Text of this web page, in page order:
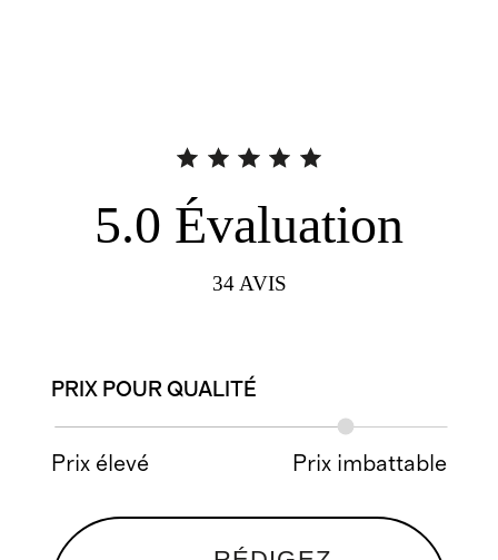
5.0 Évaluation
34 AVIS
PRIX POUR QUALITÉ
Prix élevé Prix imbattable